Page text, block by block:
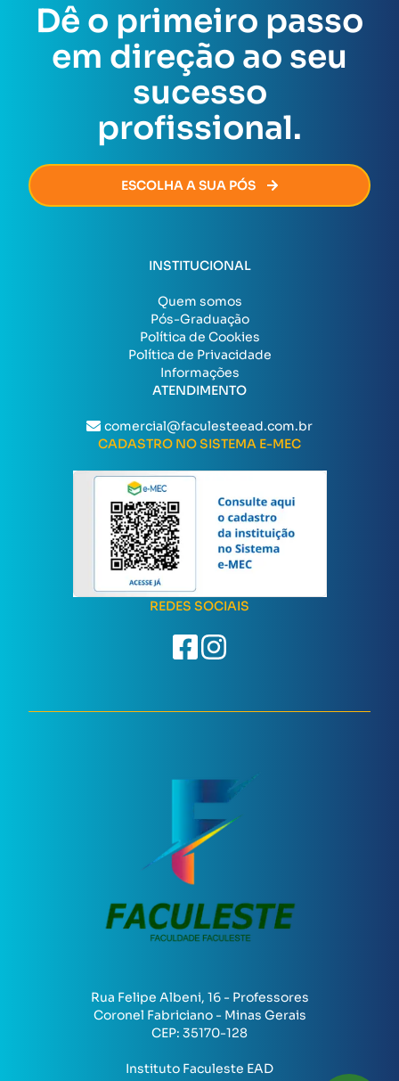
Dê o primeiro passo
em direção ao seu
sucesso
profissional.
ESCOLHA A SUA PÓS
INSTITUCIONAL
Quem somos
Pós-Graduação
Política de Cookies
Política de Privacidade
Informações
ATENDIMENTO
comercial@faculesteead.com.br
CADASTRO NO SISTEMA E-MEC
REDES SOCIAIS
Rua Felipe Albeni, 16 - Professores
Coronel Fabriciano - Minas Gerais
CEP: 35170-128
Instituto Faculeste EAD